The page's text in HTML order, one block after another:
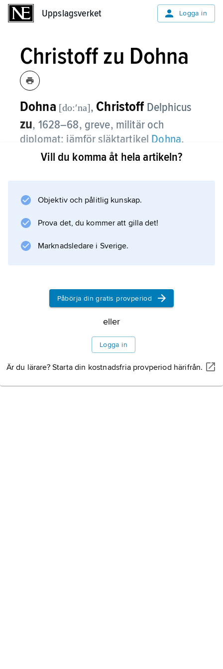
Uppslagsverket Logga in
Christoff zu Dohna
Dohna [do:ʹna], Christoff Delphicus
zu, 1628–68, greve, militär och
diplomat; jämför släktartikel Dohna.
År 1652 kom Christoff zu Dohna till Sverige,
krigen 1655–60 och i aktionen mot Bremen
Vill du komma åt hela artikeln?
Objektiv och pålitlig kunskap.
Prova det, du kommer att gilla det!
Marknadsledare i Sverige.
Påbörja din gratis provperiod
eller
Logga in
Är du lärare? Starta din kostnadsfria provperiod härifrån.